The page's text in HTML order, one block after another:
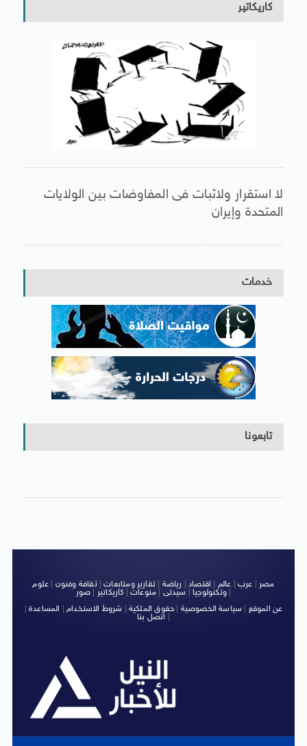
كاريكاتير
لا استقرار ولاثبات فى المفاوضات بين الولايات
المتحدة وإيران
خدمات
تابعونا
مصر عرب عالم اقتصاد رياضة |تقارير ومتابعات|ثقافة وفنون
علوم
وتكنولوجيا| سيدتى منوعات كاريكاتير صور
|
عن الموقع
سياسة الخصوصية حقوق الملكية شروط الاستخدام| المساعدة|
اتصل بنا